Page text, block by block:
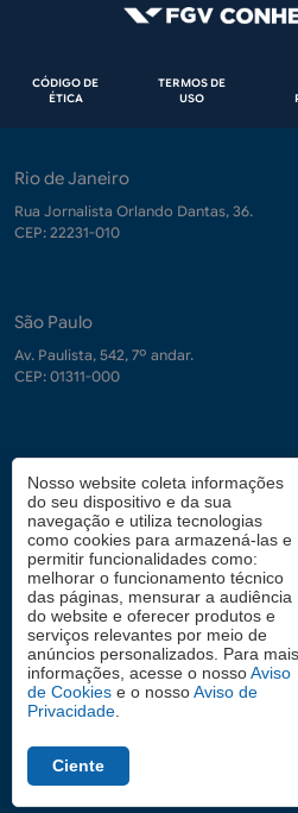
Rodapé
CÓDIGO DE
ÉTICA
TERMOS DE
USO
Rio de Janeiro
Rua Jornalista Orlando Dantas, 36.
CEP: 22231-010
São Paulo
Av. Paulista, 542, 7º andar.
CEP: 01311-000
Contrate-nos
demanda.conhecimento@fgv.br
+ 55 (21) 3799-6066
Atendimento aos candidatos
0800 2834628
Siga nas
Nosso website coleta informações
do seu dispositivo e da sua
navegação e utiliza tecnologias
como cookies para armazená-las e
permitir funcionalidades como:
melhorar o funcionamento técnico
das páginas, mensurar a audiência
do website e oferecer produtos e
serviços relevantes por meio de
anúncios personalizados. Para mais
informações, acesse o nossoAviso
de Cookies e o nossoAviso de
Privacidade
Ciente